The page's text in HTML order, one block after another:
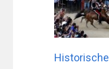
Historische